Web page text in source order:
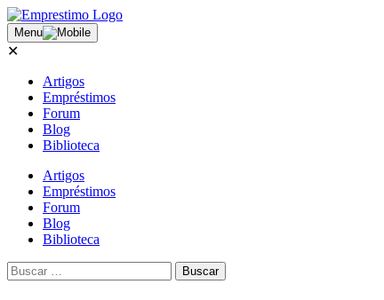
Menu
✕
Artigos
Empréstimos
Forum
Blog
Biblioteca
Artigos
Empréstimos
Forum
Blog
Biblioteca